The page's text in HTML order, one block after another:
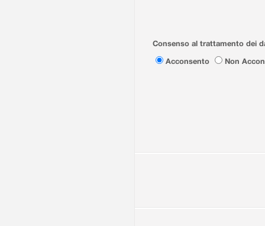
Consenso al trattamento dei
Acconsento
Non